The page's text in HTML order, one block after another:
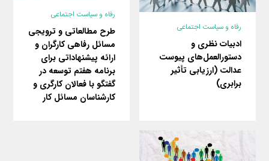
رفاه و سیاست اجتماعی
ادبیات نظری و
دستورالعمل‌های پیوست
عدالت (ارزیابی تأثیر
برابری)
رفاه و سیاست اجتماعی
طرح مطالعاتی و ترویجی
مسائل رفاهی کارگران و
ارائه پیشنهاداتی برای
برنامه هفتم توسعه در
گفتگو با فعالان کارگری و
کارشناسان مسائل کار